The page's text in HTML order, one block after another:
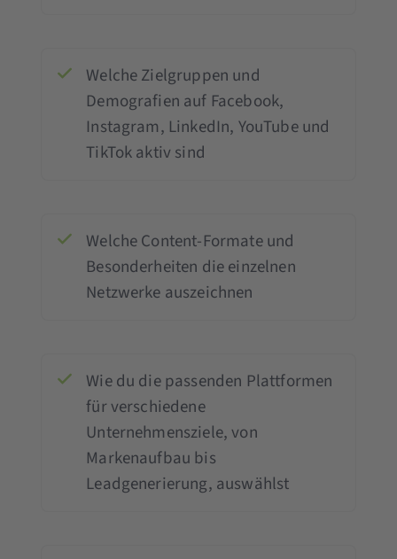
Welche Zielgruppen und
Demografien auf Facebook,
Instagram, LinkedIn, YouTube und
TikTok aktiv sind
Welche Content-Formate und
Besonderheiten die einzelnen
Netzwerke auszeichnen
Wie du die passenden Plattformen
für verschiedene
Unternehmensziele, von
Markenaufbau bis
Leadgenerierung, auswählst